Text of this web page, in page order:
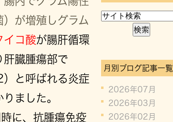
が増殖しグラム
イコ酸が腸肝循環
肝臓腫瘍部で
と呼ばれる炎症
ました。
に、抗腫瘍免疫
月別ブログ記事一覧
2026年07月
2026年03月
2026年02月